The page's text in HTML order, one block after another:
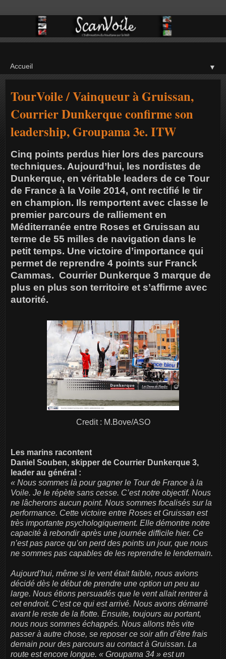
▼
TourVoile / Vainqueur à Gruissan,
Courrier Dunkerque confirme son
leadership, Groupama 3e. ITW
Cinq points perdus hier lors des parcours
techniques. Aujourd’hui, les nordistes de
Dunkerque, en véritable leaders de ce Tour
de France à la Voile 2014, ont rectifié le tir
en champion. Ils remportent avec classe le
premier parcours de ralliement en
Méditerranée entre Roses et Gruissan au
terme de 55 milles de navigation dans le
petit temps. Une victoire d’importance qui
permet de reprendre 4 points sur Franck
Cammas. Courrier Dunkerque 3 marque de
plus en plus son territoire et s’affirme avec
autorité.
Credit : M.Bove/ASO
Les marins racontent
Daniel Souben, skipper de Courrier Dunkerque 3,
leader au général :
« Nous sommes là pour gagner le Tour de France à la
Voile. Je le répète sans cesse. C’est notre objectif. Nous
ne lâcherons aucun point. Nous sommes focalisés sur la
performance. Cette victoire entre Roses et Gruissan est
très importante psychologiquement. Elle démontre notre
capacité à rebondir après une journée difficile hier. Ce
n’est pas parce qu’on perd des points un jour, que nous
ne sommes pas capables de les reprendre le lendemain.
Aujourd’hui, même si le vent était faible, nous avions
décidé dès le début de prendre une option un peu au
large. Nous étions persuadés que le vent allait rentrer à
cet endroit. C’est ce qui est arrivé. Nous avons démarré
avant le reste de la flotte. Ensuite, toujours au portant,
nous nous sommes échappés. Nous allons très vite
passer à autre chose, se reposer ce soir afin d’être frais
demain pour des parcours au contact à Gruissan. La
route est encore longue. « Groupama 34 » est un